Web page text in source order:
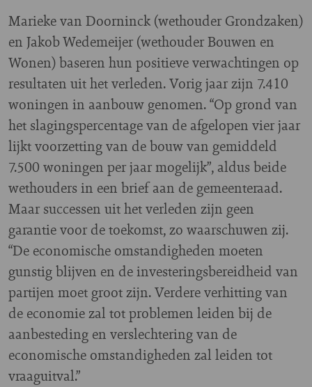
Marieke van Doorninck (wethouder Grondzaken)
en Jakob Wedemeijer (wethouder Bouwen en
Wonen) baseren hun positieve verwachtingen op
resultaten uit het verleden. Vorig jaar zijn 7.410
woningen in aanbouw genomen. “Op grond van
het slagingspercentage van de afgelopen vier jaar
lijkt voorzetting van de bouw van gemiddeld
7.500 woningen per jaar mogelijk”, aldus beide
wethouders in een brief aan de gemeenteraad.
Maar successen uit het verleden zijn geen
garantie voor de toekomst, zo waarschuwen zij.
“De economische omstandigheden moeten
gunstig blijven en de investeringsbereidheid van
partijen moet groot zijn. Verdere verhitting van
de economie zal tot problemen leiden bij de
aanbesteding en verslechtering van de
economische omstandigheden zal leiden tot
vraaguitval.”